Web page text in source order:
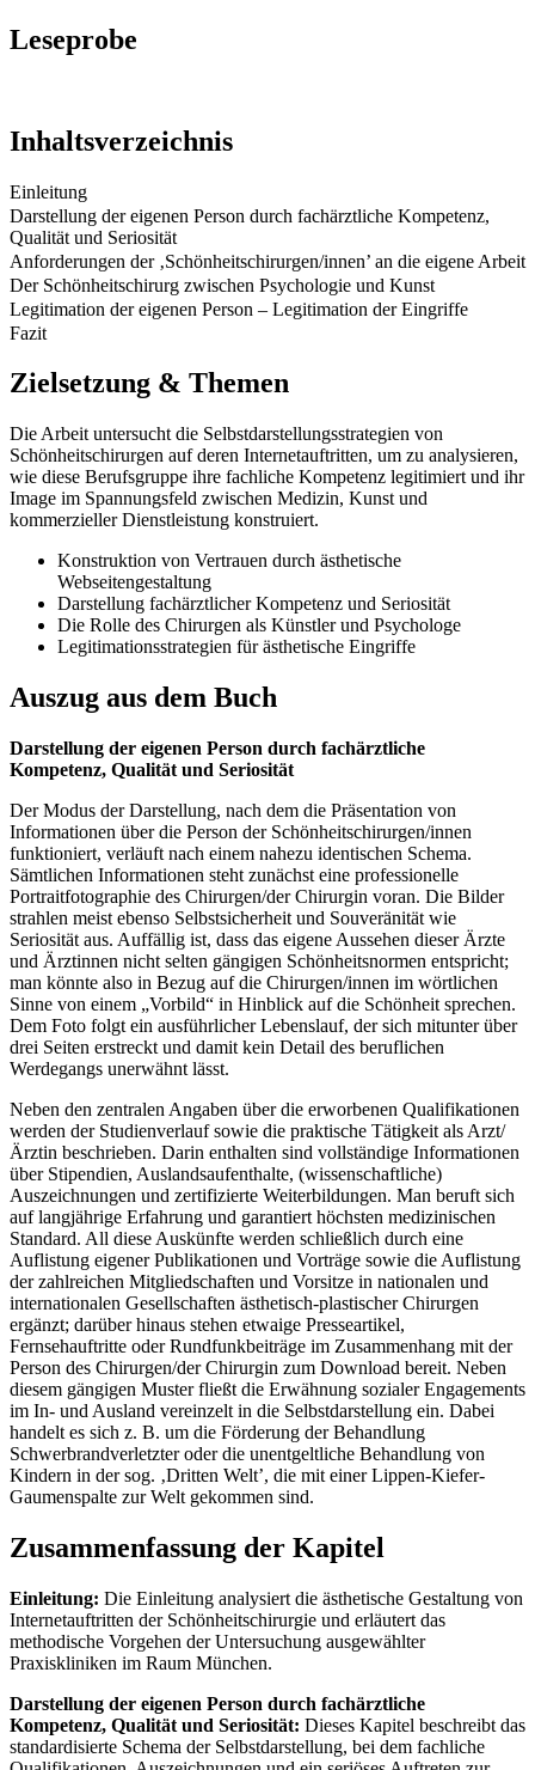
Leseprobe
Inhaltsverzeichnis
Einleitung
Darstellung der eigenen Person durch fachärztliche Kompetenz,
Qualität und Seriosität
Anforderungen der ‚Schönheitschirurgen/innen’ an die eigene Arbeit
Der Schönheitschirurg zwischen Psychologie und Kunst
Legitimation der eigenen Person – Legitimation der Eingriffe
Fazit
Zielsetzung & Themen
Die Arbeit untersucht die Selbstdarstellungsstrategien von
Schönheitschirurgen auf deren Internetauftritten, um zu analysieren,
wie diese Berufsgruppe ihre fachliche Kompetenz legitimiert und ihr
Image im Spannungsfeld zwischen Medizin, Kunst und
kommerzieller Dienstleistung konstruiert.
Konstruktion von Vertrauen durch ästhetische
Webseitengestaltung
Darstellung fachärztlicher Kompetenz und Seriosität
Die Rolle des Chirurgen als Künstler und Psychologe
Legitimationsstrategien für ästhetische Eingriffe
Auszug aus dem Buch
Darstellung der eigenen Person durch fachärztliche
Kompetenz, Qualität und Seriosität
Der Modus der Darstellung, nach dem die Präsentation von
Informationen über die Person der Schönheitschirurgen/innen
funktioniert, verläuft nach einem nahezu identischen Schema.
Sämtlichen Informationen steht zunächst eine professionelle
Portraitfotographie des Chirurgen/der Chirurgin voran. Die Bilder
strahlen meist ebenso Selbstsicherheit und Souveränität wie
Seriosität aus. Auffällig ist, dass das eigene Aussehen dieser Ärzte
und Ärztinnen nicht selten gängigen Schönheitsnormen entspricht;
man könnte also in Bezug auf die Chirurgen/innen im wörtlichen
Sinne von einem „Vorbild“ in Hinblick auf die Schönheit sprechen.
Dem Foto folgt ein ausführlicher Lebenslauf, der sich mitunter über
drei Seiten erstreckt und damit kein Detail des beruflichen
Werdegangs unerwähnt lässt.
Neben den zentralen Angaben über die erworbenen Qualifikationen
werden der Studienverlauf sowie die praktische Tätigkeit als Arzt/
Ärztin beschrieben. Darin enthalten sind vollständige Informationen
über Stipendien, Auslandsaufenthalte, (wissenschaftliche)
Auszeichnungen und zertifizierte Weiterbildungen. Man beruft sich
auf langjährige Erfahrung und garantiert höchsten medizinischen
Standard. All diese Auskünfte werden schließlich durch eine
Auflistung eigener Publikationen und Vorträge sowie die Auflistung
der zahlreichen Mitgliedschaften und Vorsitze in nationalen und
internationalen Gesellschaften ästhetisch-plastischer Chirurgen
ergänzt; darüber hinaus stehen etwaige Presseartikel,
Fernsehauftritte oder Rundfunkbeiträge im Zusammenhang mit der
Person des Chirurgen/der Chirurgin zum Download bereit. Neben
diesem gängigen Muster fließt die Erwähnung sozialer Engagements
im In- und Ausland vereinzelt in die Selbstdarstellung ein. Dabei
handelt es sich z. B. um die Förderung der Behandlung
Schwerbrandverletzter oder die unentgeltliche Behandlung von
Kindern in der sog. ‚Dritten Welt’, die mit einer Lippen-Kiefer-
Gaumenspalte zur Welt gekommen sind.
Zusammenfassung der Kapitel
Einleitung: Die Einleitung analysiert die ästhetische Gestaltung von
Internetauftritten der Schönheitschirurgie und erläutert das
methodische Vorgehen der Untersuchung ausgewählter
Praxiskliniken im Raum München.
Darstellung der eigenen Person durch fachärztliche
Kompetenz, Qualität und Seriosität: Dieses Kapitel beschreibt das
standardisierte Schema der Selbstdarstellung, bei dem fachliche